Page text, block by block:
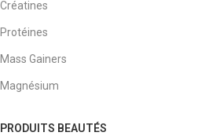
Créatines
Protéines
Mass Gainers
Magnésium
PRODUITS BEAUTÉS